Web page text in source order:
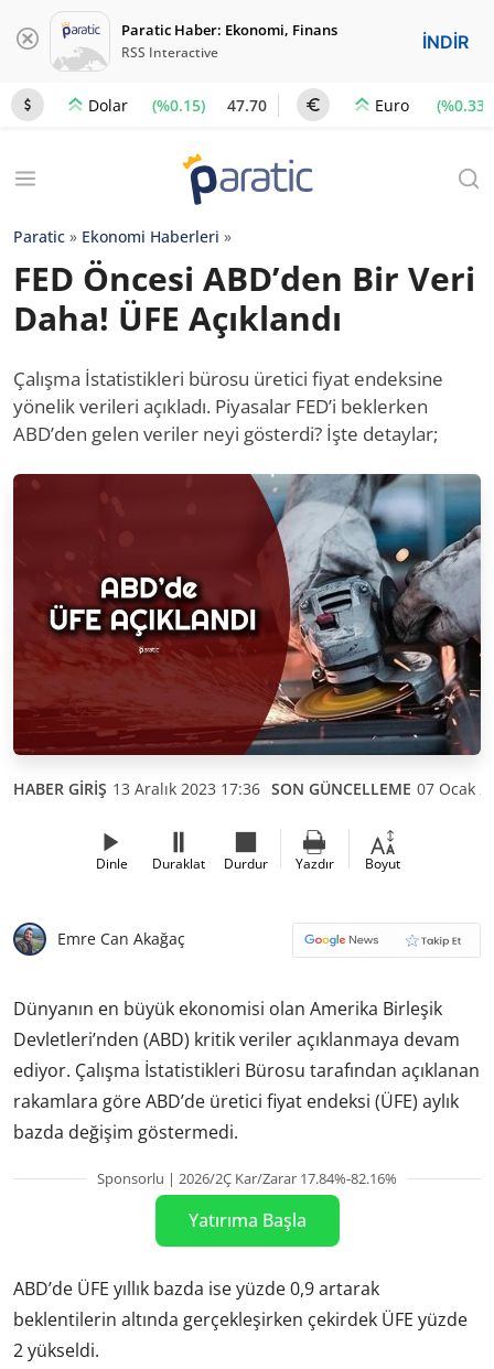
Paratic Haber: Ekonomi, Finans
RSS Interactive İNDİR
Dolar (%0.15) 47.70 Euro (%0.33)
Paratic » Ekonomi Haberleri »
FED Öncesi ABD’den Bir Veri
Daha! ÜFE Açıklandı
Çalışma İstatistikleri bürosu üretici fiyat endeksine
yönelik verileri açıkladı. Piyasalar FED’i beklerken
ABD’den gelen veriler neyi gösterdi? İşte detaylar;
HABER GİRİŞ 13 Aralık 2023 17:36 SON GÜNCELLEME 07 Ocak
Dinle Duraklat Durdur Yazdır Boyut
Emre Can Akağaç
Dünyanın en büyük ekonomisi olan Amerika Birleşik
Devletleri’nden (ABD) kritik veriler açıklanmaya devam
ediyor. Çalışma İstatistikleri Bürosu tarafından açıklanan
rakamlara göre ABD’de üretici fiyat endeksi (ÜFE) aylık
bazda değişim göstermedi.
Sponsorlu | 2026/2Ç Kar/Zarar 17.84%-82.16%
Yatırıma Başla
ABD’de ÜFE yıllık bazda ise yüzde 0,9 artarak
beklentilerin altında gerçekleşirken çekirdek ÜFE yüzde
2 yükseldi.